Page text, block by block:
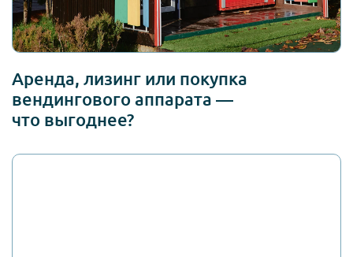
Аренда, лизинг или покупка
вендингового аппарата —
что выгоднее?